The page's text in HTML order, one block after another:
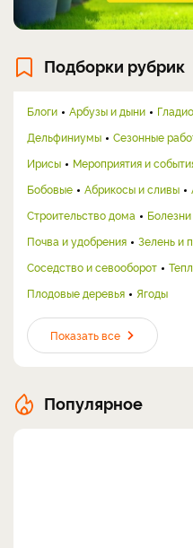
Подборки рубрик
Блоги Арбузы и дыни
Дельфиниумы
Сезонные
Ирисы
Мероприятия и
Бобовые
Абрикосы и сливы
Строительство дома
Почва и удобрения
Зелень и
Соседство и севооборот
Плодовые деревья
Ягоды
Показать все
Популярное